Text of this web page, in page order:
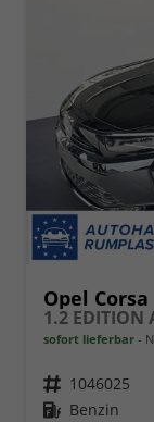
Opel Corsa
1.2 EDITION
sofort lieferbar
Fahrzeugnr. 1046025
Kraftstoff Benzin